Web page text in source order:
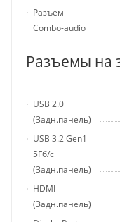
Разъем
Combo-audio
Разъемы на
USB 2.0
(Задн.панель)
USB 3.2 Gen1
5Гб/с
(Задн.панель)
HDMI
(Задн.панель)